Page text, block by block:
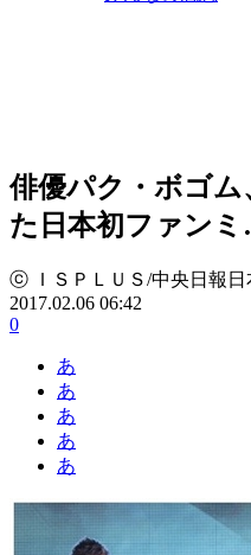
俳優パク・ボゴム
た日本初ファン
ⓒ ＩＳＰＬＵＳ/中央日報日
2017.02.06 06:42
0
あ
あ
あ
あ
あ